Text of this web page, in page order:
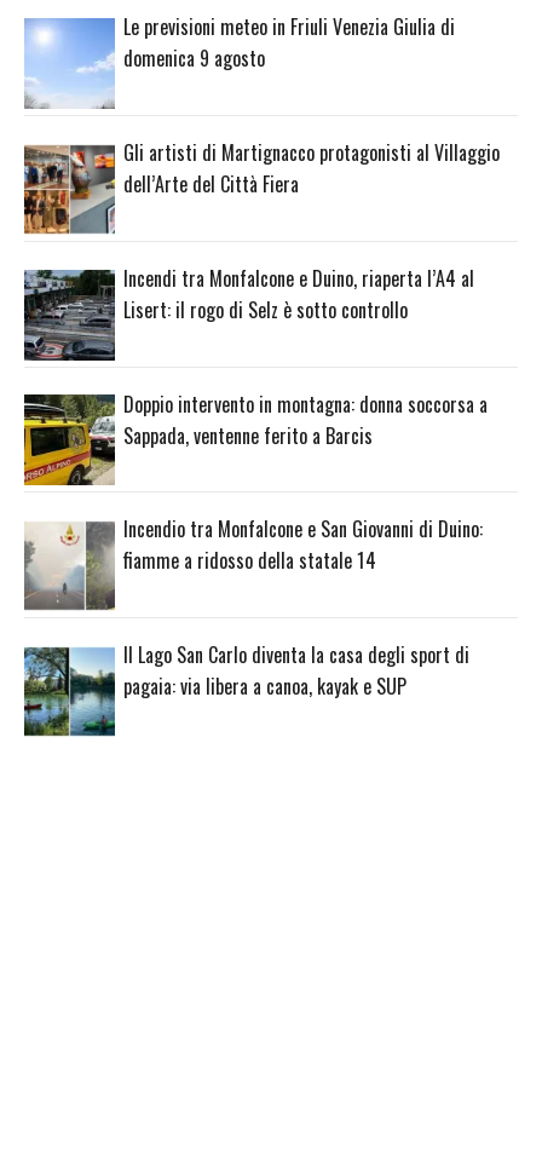
Le previsioni meteo in Friuli Venezia Giulia di
domenica 9 agosto
Gli artisti di Martignacco protagonisti al Villaggio
dell’Arte del Città Fiera
Incendi tra Monfalcone e Duino, riaperta l’A4 al
Lisert: il rogo di Selz è sotto controllo
Doppio intervento in montagna: donna soccorsa a
Sappada, ventenne ferito a Barcis
Incendio tra Monfalcone e San Giovanni di Duino:
fiamme a ridosso della statale 14
Il Lago San Carlo diventa la casa degli sport di
pagaia: via libera a canoa, kayak e SUP